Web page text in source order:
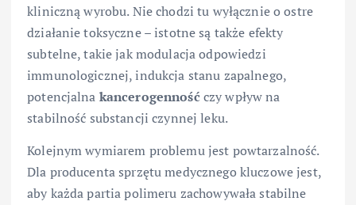
kliniczną wyrobu. Nie chodzi tu wyłącznie o ostre
działanie toksyczne – istotne są także efekty
subtelne, takie jak modulacja odpowiedzi
immunologicznej, indukcja stanu zapalnego,
potencjalna kancerogenność czy wpływ na
stabilność substancji czynnej leku.
Kolejnym wymiarem problemu jest powtarzalność.
Dla producenta sprzętu medycznego kluczowe jest,
aby każda partia polimeru zachowywała stabilne